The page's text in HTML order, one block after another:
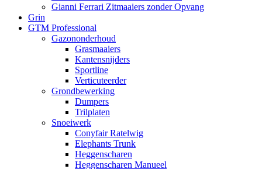
Gianni Ferrari Zitmaaiers zonder Opvang
Grin
GTM Professional
Gazononderhoud
Grasmaaiers
Kantensnijders
Sportline
Verticuteerder
Grondbewerking
Dumpers
Trilplaten
Snoeiwerk
Conyfair Ratelwig
Elephants Trunk
Heggenscharen
Heggenscharen Manueel